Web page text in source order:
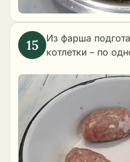
Из фарша
котлетки – по